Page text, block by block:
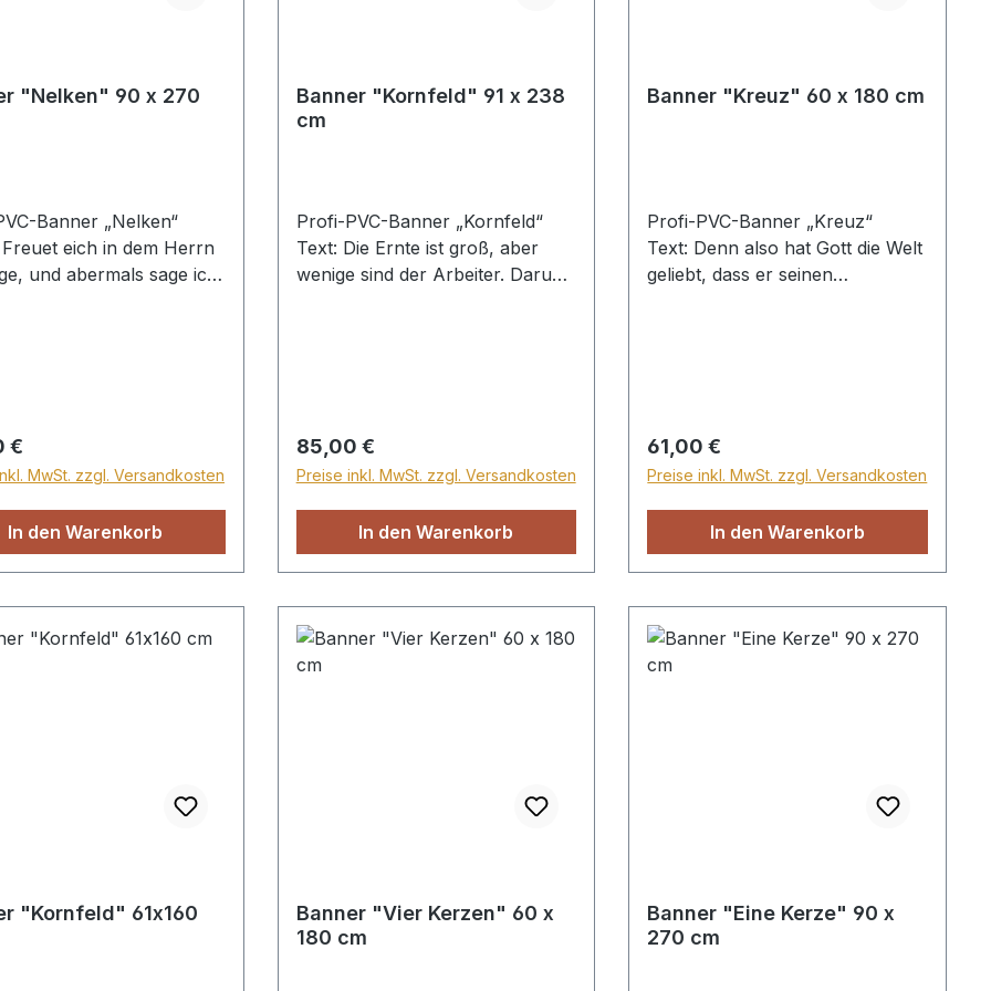
"Nelken" 90 x 270
Banner „Nelken“
eich in dem Herrn
und abermals sage ich:
Zuhause. Lieferbar
oder Bibelversen
Wunsch.Ohne
mit Schienen oder mit
Format 90 x 270 cm
Preis:
€
MwSt. zzgl. Versandkosten
In den Warenkorb
Banner "Kornfeld" 91 x 238
cm
Profi-PVC-Banner „Kornfeld“
Text: Die Ernte ist groß, aber
wenige sind der Arbeiter. Darum
Zuhause. Lieferbar mit Texten
oder Bibelversen nach Ihrem
Wunsch. Ohne Schienen, mit
Schienen oder mit 2 Ösen.
Format 91 x 238 cm
Regulärer Preis:
85,00 €
Preise inkl. MwSt. zzgl. Versandkosten
In den Warenkorb
Banner "Kreuz" 60 x 180 cm
Profi-PVC-Banner „Kreuz“
Text: Denn also hat Gott die Welt
geliebt, dass er seinen
für Bethaus, Sonntagsschule,
Büro oder auch Zuhause.
Lieferbar mit Texten oder
Bibelversen nach Ihrem
Wunsch. Ohne Schienen, mit
Schienen oder mit 2 Ösen.
Regulärer Preis:
61,00 €
Preise inkl. MwSt. zzgl. Versandkosten
In den Warenkorb
"Kornfeld" 61x160
Banner "Vier Kerzen" 60 x
180 cm
Banner "Eine Kerze" 90 x
270 cm